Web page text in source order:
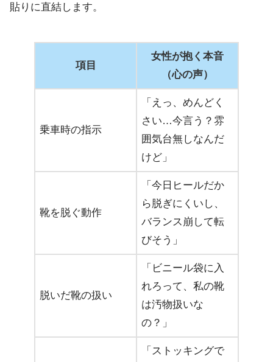
貼りに直結します。
項目
女性が抱く本音
（心の声）
乗車時の指示
「えっ、めんどく
さい…今言う？雰
囲気台無しなんだ
けど」
靴を脱ぐ動作
「今日ヒールだか
ら脱ぎにくいし、
バランス崩して転
びそう」
脱いだ靴の扱い
「ビニール袋に入
れろって、私の靴
は汚物扱いな
の？」
「ストッキングで